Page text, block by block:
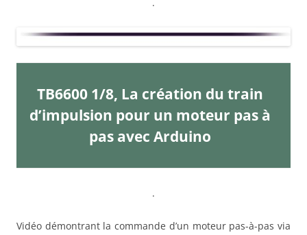
TB6600 1/8, La création du train
d’impulsion pour un moteur pas à
pas avec Arduino
.
Vidéo démontrant la commande d’un moteur pas-à-pas via